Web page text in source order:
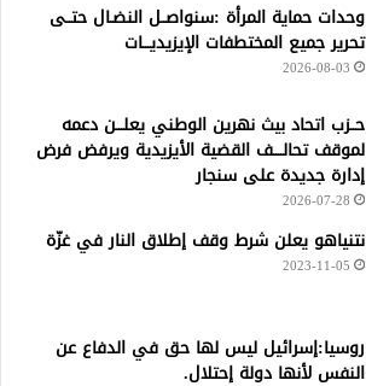
وحدات حماية المرأة :سنواصــل النضـال حتــى
تحرير جميع المختطفات الإيزيديـــات
2026-08-03
حــزب اتحاد بيث نهرين الوطني يعلـــن دعمه
لموقف تحالــــف القضية الأيزيدية ويرفض فرض
إدارة جديدة على سنجار
2026-07-28
نتنياهو يعلن شرط وقف إطلاق النار في غزّة
2023-11-05
روسيا:إسرائيل ليس لها حق في الدفاع عن
النفس لأنها دولة إحتلال.